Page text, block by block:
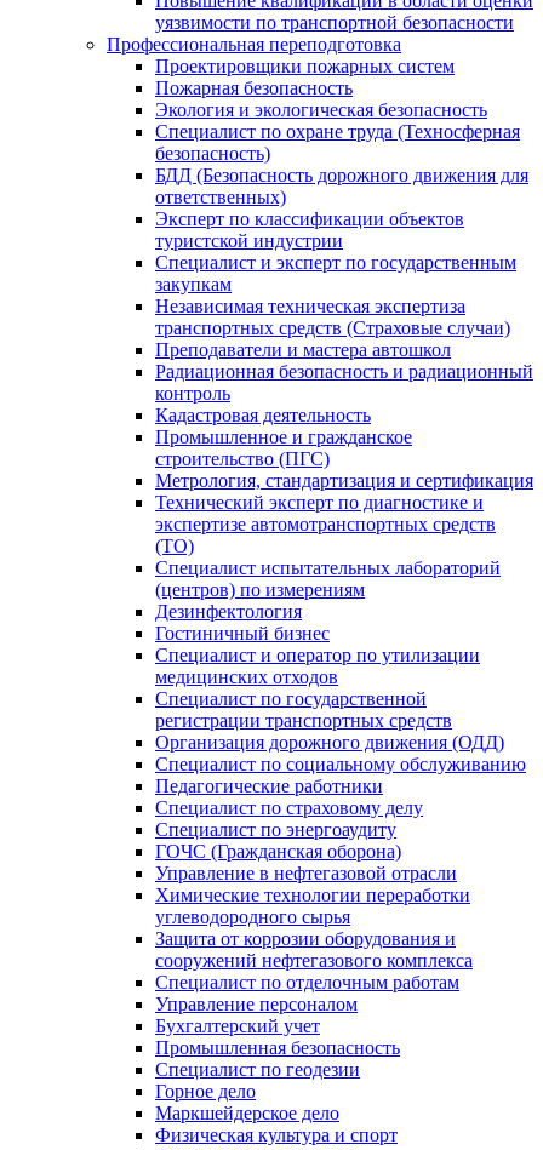
уязвимости по транспортной безопасности
Профессиональная переподготовка
Проектировщики пожарных систем
Пожарная безопасность
Экология и экологическая безопасность
Специалист по охране труда (Техносферная
безопасность)
БДД (Безопасность дорожного движения для
ответственных)
Эксперт по классификации объектов
туристской индустрии
Специалист и эксперт по государственным
закупкам
Независимая техническая экспертиза
транспортных средств (Страховые случаи)
Преподаватели и мастера автошкол
Радиационная безопасность и радиационный
контроль
Кадастровая деятельность
Промышленное и гражданское
строительство (ПГС)
Метрология, стандартизация и сертификация
Технический эксперт по диагностике и
экспертизе автомотранспортных средств
(ТО)
Специалист испытательных лабораторий
(центров) по измерениям
Дезинфектология
Гостиничный бизнес
Специалист и оператор по утилизации
медицинских отходов
Специалист по государственной
регистрации транспортных средств
Организация дорожного движения (ОДД)
Специалист по социальному обслуживанию
Педагогические работники
Специалист по страховому делу
Специалист по энергоаудиту
ГОЧС (Гражданская оборона)
Управление в нефтегазовой отрасли
Химические технологии переработки
углеводородного сырья
Защита от коррозии оборудования и
сооружений нефтегазового комплекса
Специалист по отделочным работам
Управление персоналом
Бухгалтерский учет
Промышленная безопасность
Специалист по геодезии
Горное дело
Маркшейдерское дело
Физическая культура и спорт